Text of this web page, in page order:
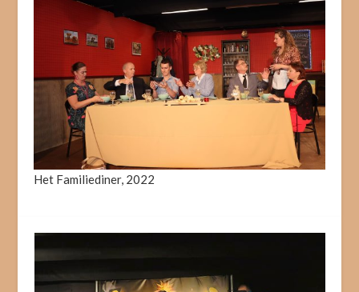
Het Familiediner, 2022